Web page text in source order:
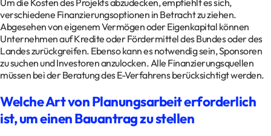
Um die Kosten des Projekts abzudecken, empfiehlt es sich,
verschiedene Finanzierungsoptionen in Betracht zu ziehen.
Abgesehen von eigenem Vermögen oder Eigenkapital können
Unternehmen auf Kredite oder Fördermittel des Bundes oder des
Landes zurückgreifen. Ebenso kann es notwendig sein, Sponsoren
zu suchen und Investoren anzulocken. Alle Finanzierungsquellen
müssen bei der Beratung des E-Verfahrens berücksichtigt werden.
Welche Art von Planungsarbeit erforderlich
ist, um einen Bauantrag zu stellen